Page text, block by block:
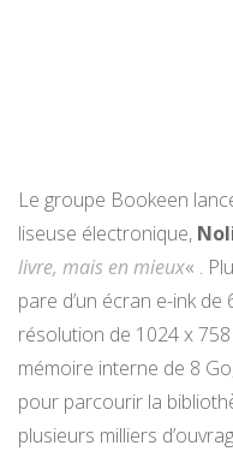
Le groupe Bookeen
liseuse électronique,
livre, mais en mieux« .
pare d’un écran e-ink
résolution de 1024 x
mémoire interne de 8
pour parcourir la
plusieurs milliers